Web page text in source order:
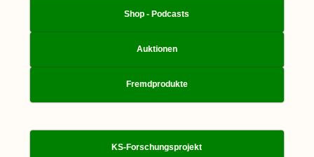
Shop - Podcasts
Auktionen
Fremdprodukte
KS-Forschungsprojekt